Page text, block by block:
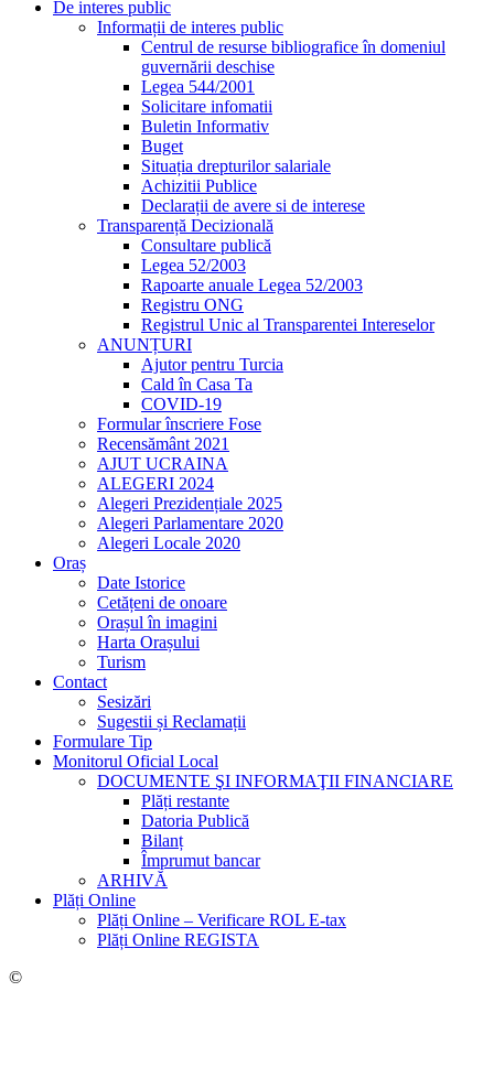
De interes public
Informații de interes public
Centrul de resurse bibliografice în domeniul
guvernării deschise
Legea 544/2001
Solicitare infomatii
Buletin Informativ
Buget
Situația drepturilor salariale
Achizitii Publice
Declarații de avere si de interese
Transparență Decizională
Consultare publică
Legea 52/2003
Rapoarte anuale Legea 52/2003
Registru ONG
Registrul Unic al Transparentei Intereselor
ANUNȚURI
Ajutor pentru Turcia
Cald în Casa Ta
COVID-19
Formular înscriere Fose
Recensământ 2021
AJUT UCRAINA
ALEGERI 2024
Alegeri Prezidențiale 2025
Alegeri Parlamentare 2020
Alegeri Locale 2020
Oraș
Date Istorice
Cetățeni de onoare
Orașul în imagini
Harta Orașului
Turism
Contact
Sesizări
Sugestii și Reclamații
Formulare Tip
Monitorul Oficial Local
DOCUMENTE ŞI INFORMAŢII FINANCIARE
Plăți restante
Datoria Publică
Bilanț
Împrumut bancar
ARHIVĂ
Plăți Online
Plăți Online – Verificare ROL E-tax
Plăți Online REGISTA
©